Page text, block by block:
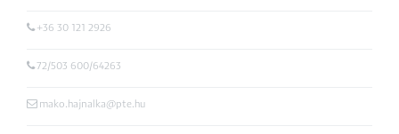
+36 30 121 2926
72/503 600/64263
mako.hajnalka@pte.hu